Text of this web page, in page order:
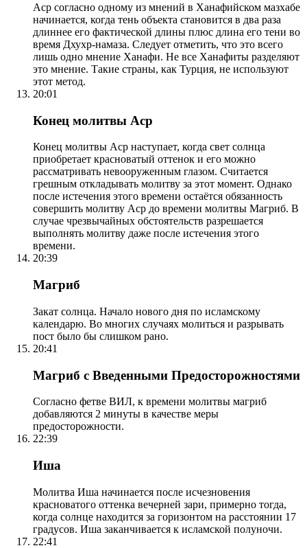
Аср согласно одному из мнений в Ханафийском мазхабе
начинается, когда тень объекта становится в два раза
длиннее его фактической длины плюс длина его тени во
время Дхухр-намаза. Следует отметить, что это всего
лишь одно мнение Ханафи. Не все Ханафиты разделяют
это мнение. Такие страны, как Турция, не используют
этот метод.
20:01
Конец молитвы Аср
Конец молитвы Аср наступает, когда свет солнца
приобретает красноватый оттенок и его можно
рассматривать невооруженным глазом. Считается
грешным откладывать молитву за этот момент. Однако
после истечения этого времени остаётся обязанность
совершить молитву Аср до времени молитвы Магриб. В
случае чрезвычайных обстоятельств разрешается
выполнять молитву даже после истечения этого
времени.
20:39
Магриб
Закат солнца. Начало нового дня по исламскому
календарю. Во многих случаях молиться и разрывать
пост было бы слишком рано.
20:41
Магриб с Введенными Предосторожностями
Согласно фетве ВИЛ, к времени молитвы магриб
добавляются 2 минуты в качестве меры
предосторожности.
22:39
Иша
Молитва Иша начинается после исчезновения
красноватого оттенка вечерней зари, примерно тогда,
когда солнце находится за горизонтом на расстоянии 17
градусов. Иша заканчивается к исламской полуночи.
22:41